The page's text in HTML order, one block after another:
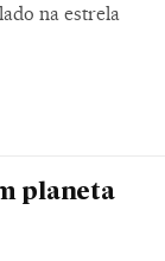
na estrela
planeta